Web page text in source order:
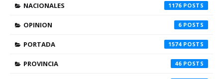
NACIONALES 1176
OPINION 6
PORTADA 1574
PROVINCIA 46